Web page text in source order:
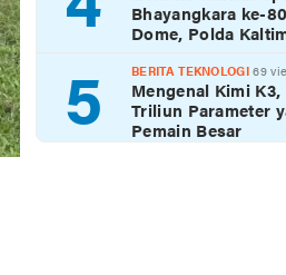
Bhayangkara ke-
Dome, Polda
5 BERITA TEKNOLOGI 69
Mengenal Kimi
Triliun Parameter
Pemain Besar